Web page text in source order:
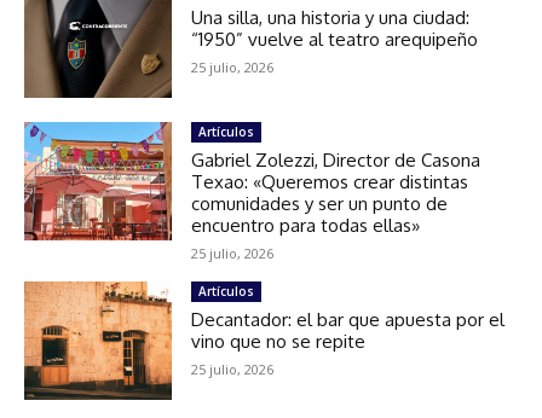
Una silla, una historia y una ciudad:
“1950” vuelve al teatro arequipeño
25 julio, 2026
Artículos
Gabriel Zolezzi, Director de Casona
Texao: «Queremos crear distintas
comunidades y ser un punto de
encuentro para todas ellas»
25 julio, 2026
Artículos
Decantador: el bar que apuesta por el
vino que no se repite
25 julio, 2026